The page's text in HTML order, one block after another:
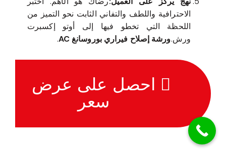
الاحترافية واللطف والتفاني الثابت نحو التميز من
اللحظة التي تخطو فيها إلى أوتو إكسبرت
ورش.ورشة إصلاح فيراري بوروسانغ AC .
احصل على عرض
سعر